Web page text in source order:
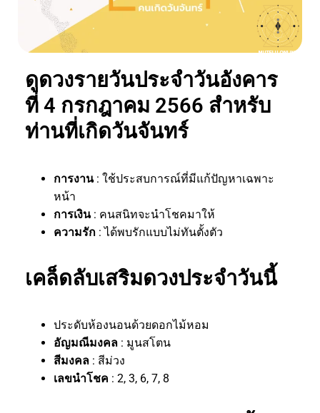
ดูดวงรายวันประจำวันอังคาร
ที่ 4 กรกฎาคม 2566 สำหรับ
ท่านที่เกิดวันจันทร์
การงาน : ใช้ประสบการณ์ที่มีแก้ปัญหาเฉพาะ
หน้า
การเงิน : คนสนิทจะนำโชคมาให้
ความรัก : ได้พบรักแบบไม่ทันตั้งตัว
เคล็ดลับเสริมดวงประจำวันนี้
ประดับห้องนอนด้วยดอกไม้หอม
อัญมณีมงคล : มูนสโตน
สีมงคล : สีม่วง
เลขนำโชค : 2, 3, 6, 7, 8